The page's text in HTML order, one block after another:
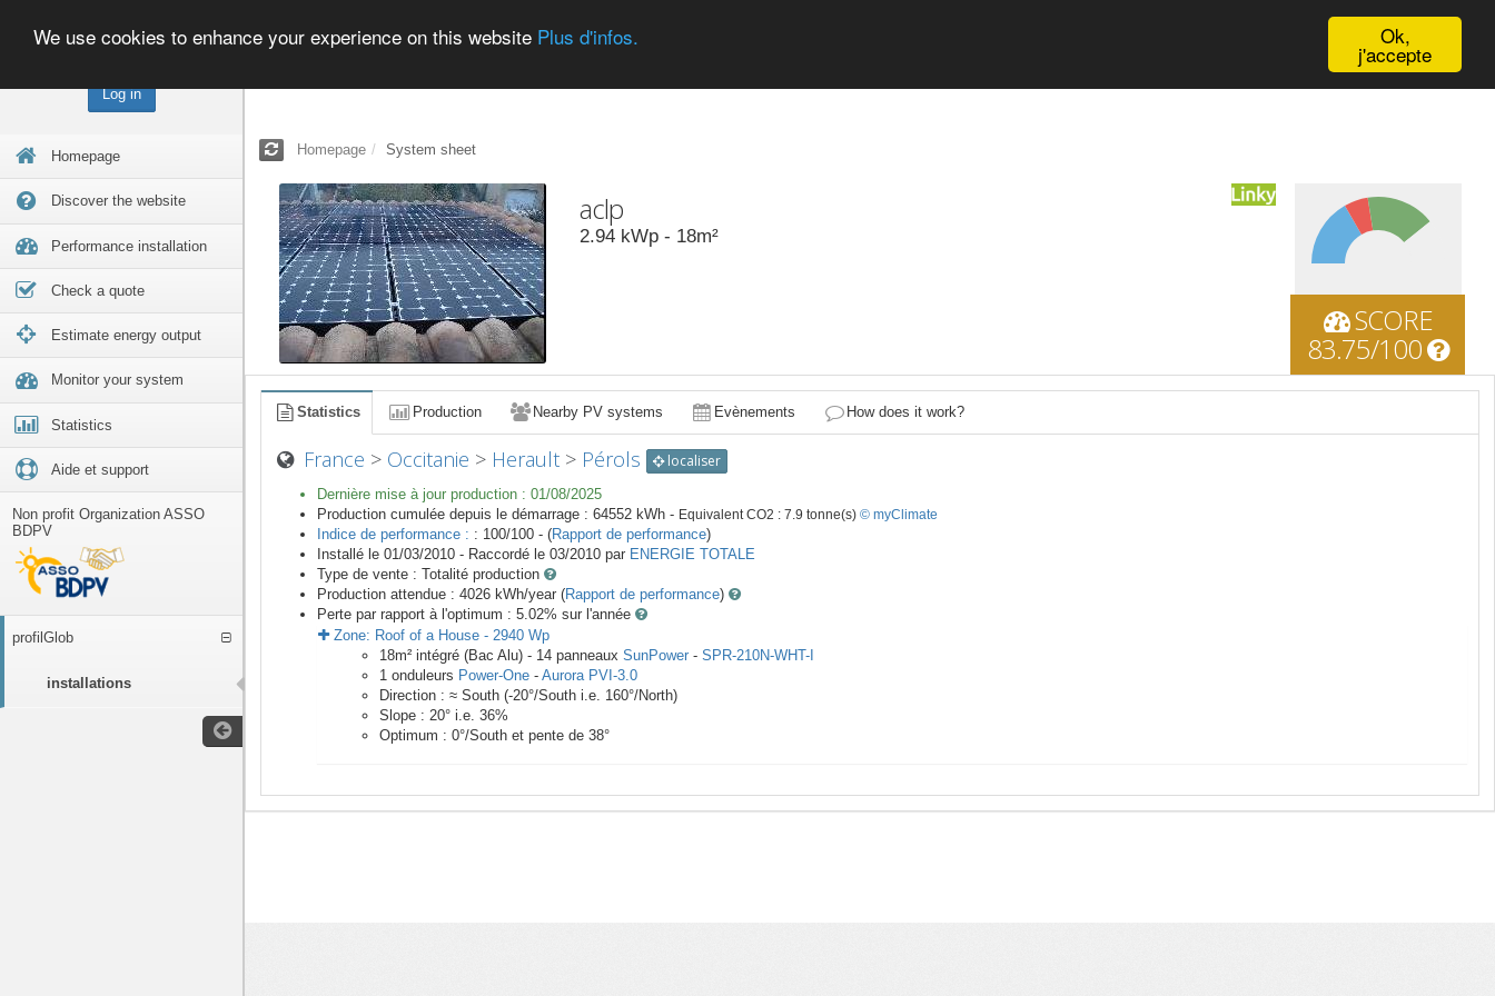
Log in
Homepage
Discover the website
Performance installation
Check a quote
Estimate energy output
Monitor your system
Statistics
Aide et support
Non profit Organization ASSO
BDPV
profilGlob
installations
Ok,
j'accepte
We use cookies to enhance your experience on this website Plus d'infos.
Homepage System sheet
aclp
2.94 kWp - 18m²
SCORE
83.75/100
Statistics Production Nearby PV systems Evènements How does it work?
France > Occitanie > Herault > Pérols localiser
Dernière mise à jour production : 01/08/2025
Production cumulée depuis le démarrage : 64552 kWh - Equivalent CO2 : 7.9 tonne(s) © myClimate
Indice de performance : : 100/100 - (Rapport de performance)
Installé le 01/03/2010 - Raccordé le 03/2010 par ENERGIE TOTALE
Type de vente : Totalité production
Production attendue : 4026 kWh/year (Rapport de performance)
Perte par rapport à l'optimum : 5.02% sur l'année
Zone: Roof of a House - 2940 Wp
18m² intégré (Bac Alu) - 14 panneaux SunPower - SPR-210N-WHT-I
1 onduleurs Power-One - Aurora PVI-3.0
Direction : ≈ South (-20°/South i.e. 160°/North)
Slope : 20° i.e. 36%
Optimum : 0°/South et pente de 38°